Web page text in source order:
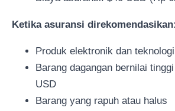
Ketika asuransi direkomendasikan:
Produk elektronik dan teknologi
Barang dagangan bernilai
USD
Barang yang rapuh atau halus